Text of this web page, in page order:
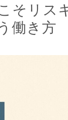
そリス
働き方